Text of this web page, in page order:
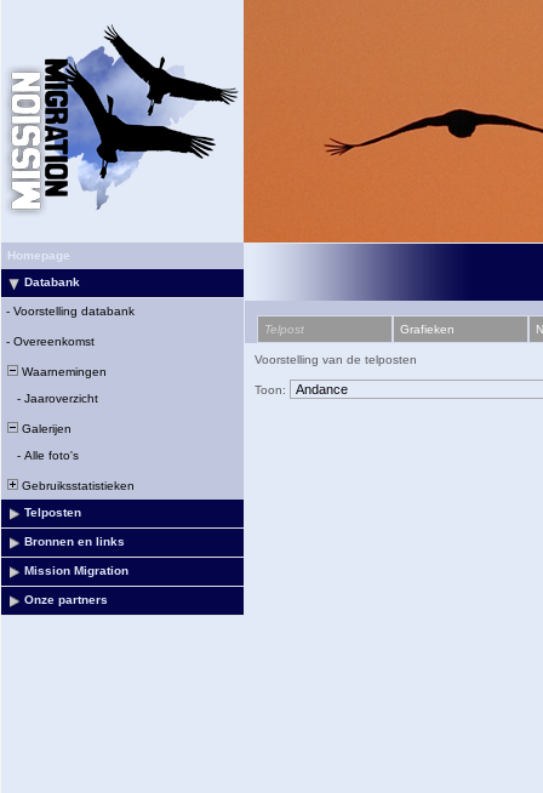
Homepage
Databank
- Voorstelling databank
- Overeenkomst
Waarnemingen
- Jaaroverzicht
Galerijen
- Alle foto's
Gebruiksstatistieken
Telposten
Bronnen en links
Mission Migration
Onze partners
Telpost Grafieken
Voorstelling van de telposten
Toon: